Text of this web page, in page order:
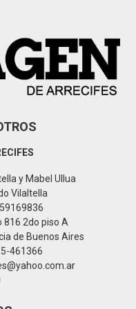
y Mabel Ullua
Vilaltella
816 2do piso A
de Buenos Aires
461366